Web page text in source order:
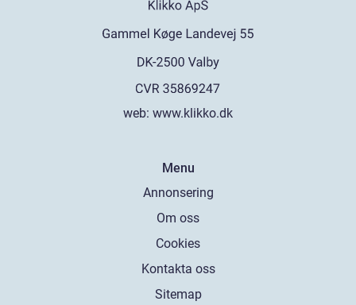
web: www.klikko.dk
Menu
Annonsering
Om oss
Cookies
Kontakta oss
Sitemap